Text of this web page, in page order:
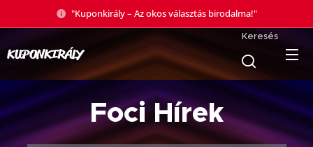
"Kuponkirály – Az okos választás birodalma!"
KUPONKIRÁLY
Keresés
Foci Hírek